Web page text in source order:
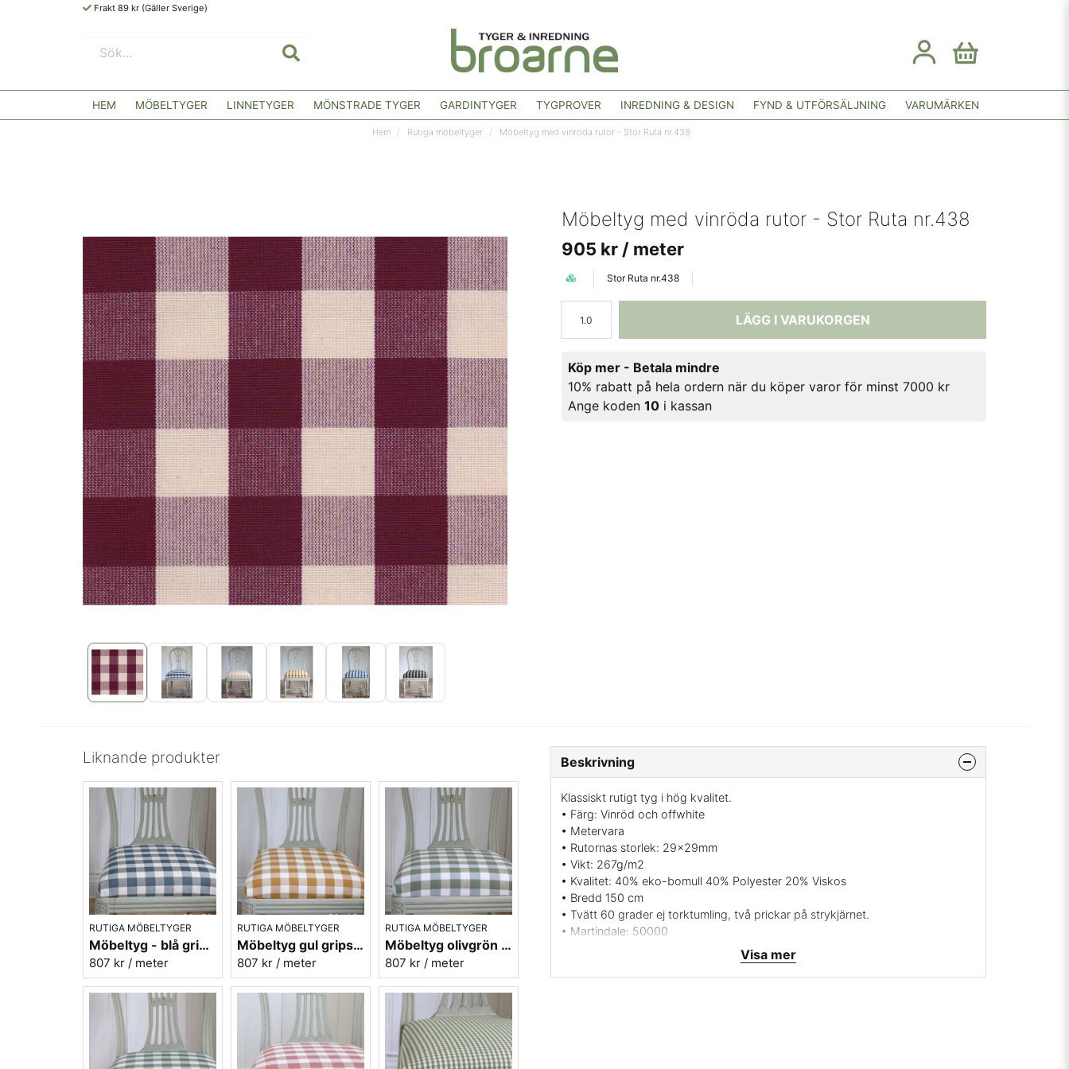
Frakt 89 kr (Gäller Sverige)
HEM MÖBELTYGER LINNETYGER MÖNSTRADE TYGER GARDINTYGER TYGPROVER INREDNING & DESIGN FYND & UTFÖRSÄLJNING VARUMÄRKEN
Hem Rutiga möbeltyger Möbeltyg med vinröda rutor - Stor Ruta nr.438
Möbeltyg med vinröda rutor - Stor Ruta nr.438
905 kr / meter
Stor Ruta nr.438
LÄGG I VARUKORGEN
Köp mer - Betala mindre
10% rabatt på hela ordern när du köper varor för minst 7000 kr
Ange koden10 i kassan
Liknande produkter
RUTIGA MÖBELTYGER
Möbeltyg - blå gripsholmsruta - Ekeby nr.50
807 kr / meter
RUTIGA MÖBELTYGER
Möbeltyg gul gripsholmsruta - Ekeby nr.10
807 kr / meter
RUTIGA MÖBELTYGER
Möbeltyg olivgrön Gripsholmsruta - Ekeby nr.72
807 kr / meter
Beskrivning
Klassiskt rutigt tyg i hög kvalitet.
• Färg: Vinröd och offwhite
• Metervara
• Rutornas storlek: 29x29mm
• Vikt: 267g/m2
• Kvalitet: 40% eko-bomull 40% Polyester 20% Viskos
• Bredd 150 cm
• Tvätt 60 grader ej torktumling, två prickar på strykjärnet.
• Martindale: 50000
• Leveransvillkor: Beställningsvara, leveranstid ca. 7 dagar, ingen returrätt.
Vill du ha ett tygprov maila mig på:info@broarne.se
Visa mer